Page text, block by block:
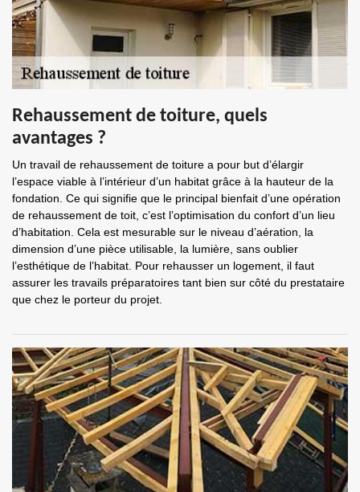
Rehaussement de toiture, quels
avantages ?
Un travail de rehaussement de toiture a pour but d’élargir
l’espace viable à l’intérieur d’un habitat grâce à la hauteur de la
fondation. Ce qui signifie que le principal bienfait d’une opération
de rehaussement de toit, c’est l’optimisation du confort d’un lieu
d’habitation. Cela est mesurable sur le niveau d’aération, la
dimension d’une pièce utilisable, la lumière, sans oublier
l’esthétique de l’habitat. Pour rehausser un logement, il faut
assurer les travails préparatoires tant bien sur côté du prestataire
que chez le porteur du projet.